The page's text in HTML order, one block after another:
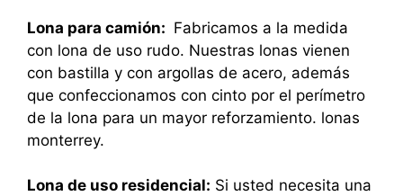
Lona para camión: Fabricamos a la medida
con lona de uso rudo. Nuestras lonas vienen
con bastilla y con argollas de acero, además
que confeccionamos con cinto por el perímetro
de la lona para un mayor reforzamiento. lonas
monterrey.
Lona de uso residencial: Si usted necesita una